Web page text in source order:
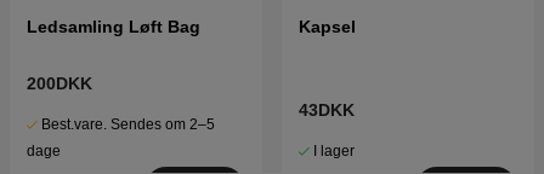
Ledsamling Løft Bag
200DKK
Best.vare. Sendes om 2–5
dage
Kapsel
43DKK
I lager